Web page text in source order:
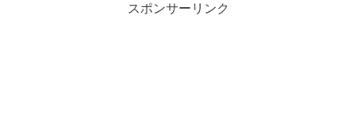
スポンサーリンク